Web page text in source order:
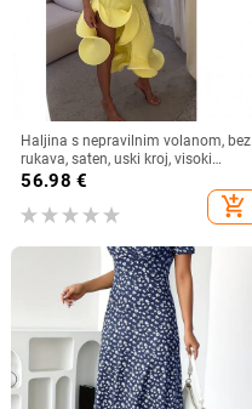
Haljina s nepravilnim volanom, bez
rukava, saten, uski kroj, visoki
ovratnik
56.98 €
add_shopping_cart